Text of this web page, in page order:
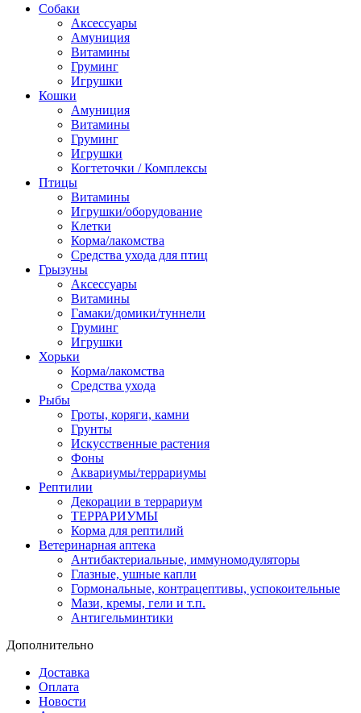
Собаки
Аксессуары
Амуниция
Витамины
Груминг
Игрушки
Кошки
Амуниция
Витамины
Груминг
Игрушки
Когтеточки / Комплексы
Птицы
Витамины
Игрушки/оборудование
Клетки
Корма/лакомства
Средства ухода для птиц
Грызуны
Аксессуары
Витамины
Гамаки/домики/туннели
Груминг
Игрушки
Хорьки
Корма/лакомства
Средства ухода
Рыбы
Гроты, коряги, камни
Грунты
Искусственные растения
Фоны
Аквариумы/террариумы
Рептилии
Декорации в террариум
ТЕРРАРИУМЫ
Корма для рептилий
Ветеринарная аптека
Антибактериальные, иммуномодуляторы
Глазные, ушные капли
Гормональные, контрацептивы, успокоительные
Мази, кремы, гели и т.п.
Антигельминтики
Дополнительно
Доставка
Оплата
Новости